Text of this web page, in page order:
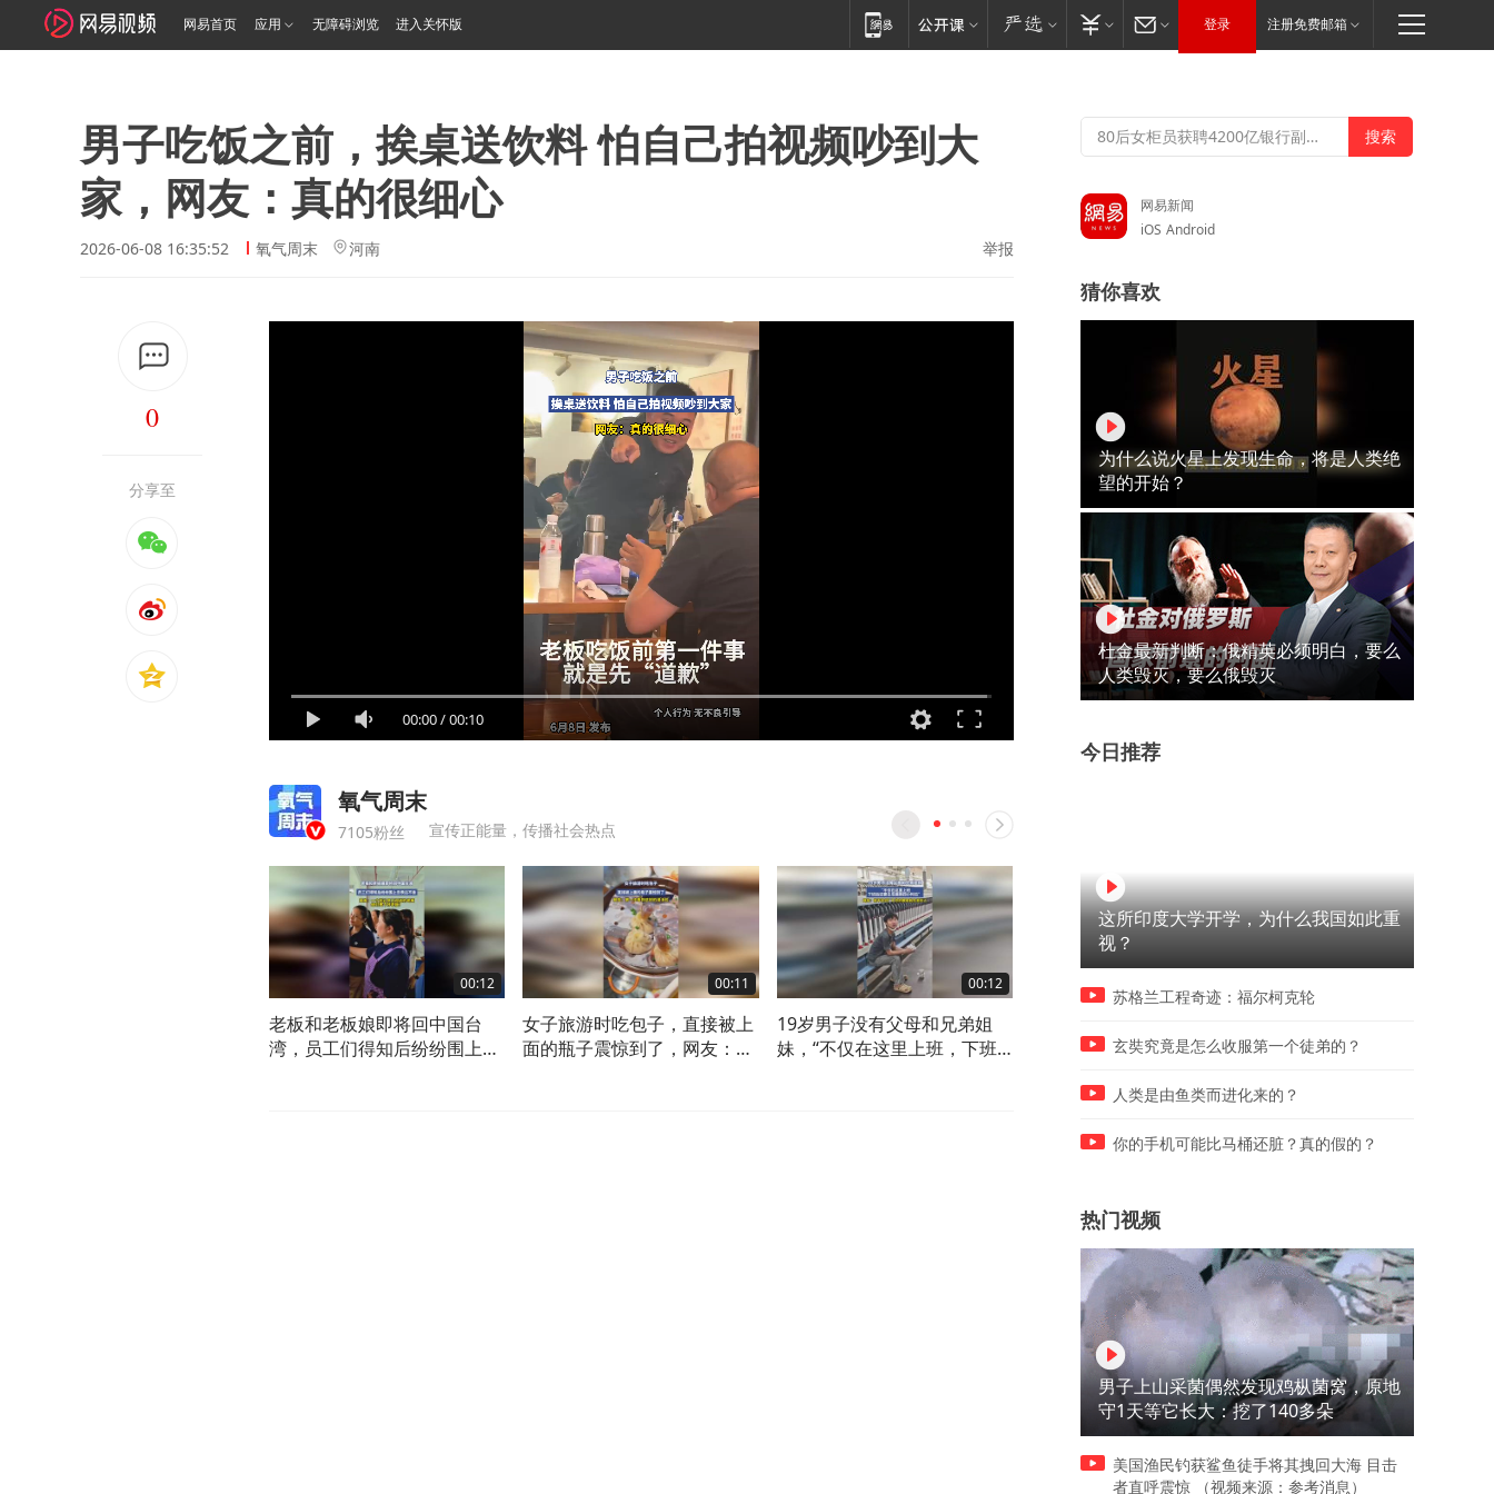
网易首页 应用 无障碍浏览 进入关怀版 登录 注册免费邮箱
男子吃饭之前，挨桌送饮料 怕自己拍视频吵到大
家，网友：真的很细心
2026-06-08 16:35:52 氧气周末 河南 举报
0
分享至
00:00/00:10
氧气周末
7105粉丝 宣传正能量，传播社会热点
00:12
老板和老板娘即将回中国台
湾，员工们得知后纷纷围上去
00:11
女子旅游时吃包子，直接被上
面的瓶子震惊到了，网友：第
00:12
19岁男子没有父母和兄弟姐
妹，“不仅在这里上班，下班
没想到拍到了小马摔倒瞬间，
电击打到空中瞬间冒起了烟
网易新闻
iOS Android
猜你喜欢
为什么说火星上发现生命，将是人类绝
望的开始？
杜金最新判断：俄精英必须明白，要么
人类毁灭，要么俄毁灭
今日推荐
这所印度大学开学，为什么我国如此重
视？
苏格兰工程奇迹：福尔柯克轮
玄奘究竟是怎么收服第一个徒弟的？
人类是由鱼类而进化来的？
你的手机可能比马桶还脏？真的假的？
热门视频
男子上山采菌偶然发现鸡枞菌窝，原地
守1天等它长大：挖了140多朵
美国渔民钓获鲨鱼徒手将其拽回大海 目击
者直呼震惊 （视频来源：参考消息）